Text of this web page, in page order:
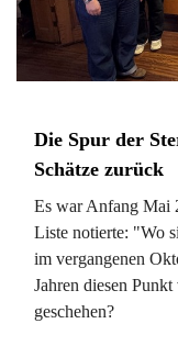
Die Spur der
Schätze zurück
Es war Anfang Mai
Liste notierte: "Wo
im vergangenen
Jahren diesen
geschehen?